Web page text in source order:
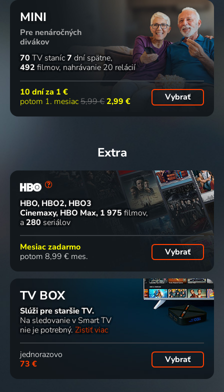
MINI
Pre nenáročných
divákov
70 TV staníc7 dní spätne
492 filmov nahrávanie 20 relácií
10 dní za 1 €
potom 1. mesiac5,99 € 2,99 € Vybrať
Extra
HBO, HBO2, HBO3
Cinemaxy, HBO Max 1 975 filmov
a 280 seriálov
Mesiac zadarmo
potom 8,99 € mes.
Vybrať
TV BOX
Slúži pre staršie TV.
Na sledovanie v Smart TV
nie je potrebný. Zistiť viac
jednorazovo
73 €
Vybrať